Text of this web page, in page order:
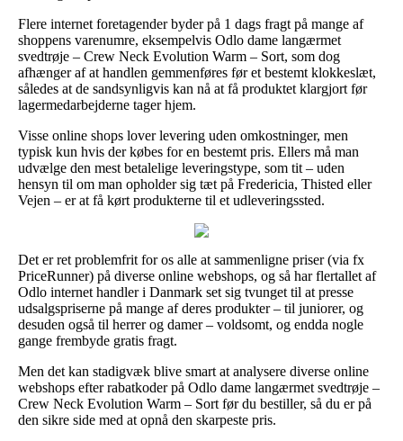
Flere internet foretagender byder på 1 dags fragt på mange af
shoppens varenumre, eksempelvis Odlo dame langærmet
svedtrøje – Crew Neck Evolution Warm – Sort, som dog
afhænger af at handlen gemmenføres før et bestemt klokkeslæt,
således at de sandsynligvis kan nå at få produktet klargjort før
lagermedarbejderne tager hjem.
Visse online shops lover levering uden omkostninger, men
typisk kun hvis der købes for en bestemt pris. Ellers må man
udvælge den mest betalelige leveringstype, som tit – uden
hensyn til om man opholder sig tæt på Fredericia, Thisted eller
Vejen – er at få kørt produkterne til et udleveringssted.
Det er ret problemfrit for os alle at sammenligne priser (via fx
PriceRunner) på diverse online webshops, og så har flertallet af
Odlo internet handler i Danmark set sig tvunget til at presse
udsalgspriserne på mange af deres produkter – til juniorer, og
desuden også til herrer og damer – voldsomt, og endda nogle
gange frembyde gratis fragt.
Men det kan stadigvæk blive smart at analysere diverse online
webshops efter rabatkoder på Odlo dame langærmet svedtrøje –
Crew Neck Evolution Warm – Sort før du bestiller, så du er på
den sikre side med at opnå den skarpeste pris.